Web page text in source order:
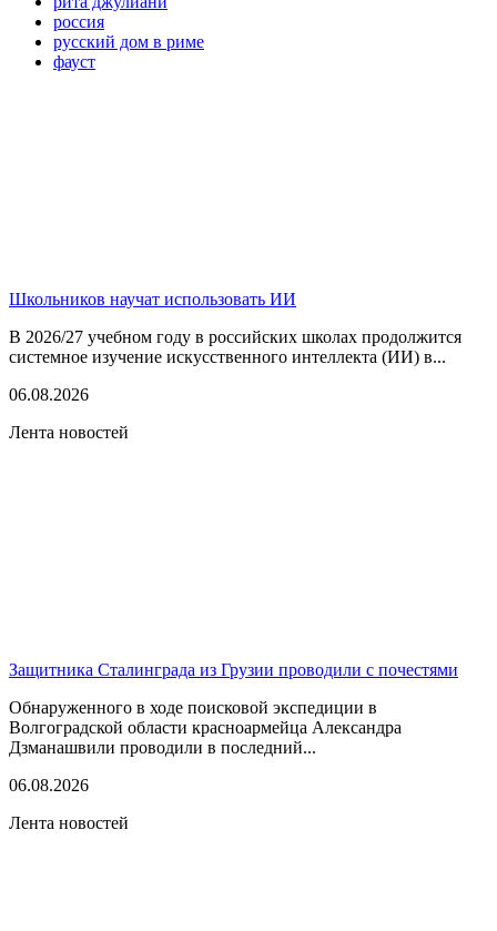
россия
русский дом в риме
фауст
Школьников научат использовать ИИ
В 2026/27 учебном году в российских школах продолжится
системное изучение искусственного интеллекта (ИИ) в...
06.08.2026
Лента новостей
Защитника Сталинграда из Грузии проводили с почестями
Обнаруженного в ходе поисковой экспедиции в
Волгоградской области красноармейца Александра
Дзманашвили проводили в последний...
06.08.2026
Лента новостей